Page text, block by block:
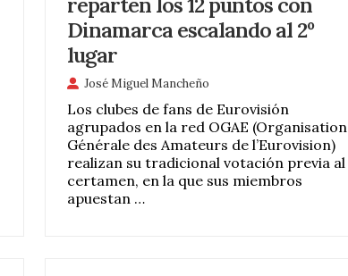
Dinamarca escalando al 2º
lugar
José Miguel Mancheño
Los clubes de fans de Eurovisión
agrupados en la red OGAE (Organisation
Générale des Amateurs de l’Eurovision)
realizan su tradicional votación previa al
certamen, en la que sus miembros
apuestan …